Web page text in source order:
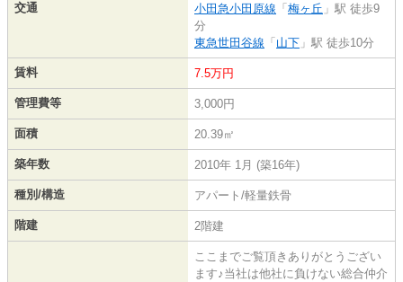
交通
小田急小田原線 「 梅ヶ丘 」駅 徒歩9
分
東急世田谷線 「 山下 」駅 徒歩10分
賃料 7.5万円
管理費等 3,000円
面積 20.39㎡
築年数 2010年 1月 (築16年)
種別/構造 アパート/軽量鉄骨
階建 2階建
ここまでご覧頂きありがとうござい
ます♪当社は他社に負けない総合仲介